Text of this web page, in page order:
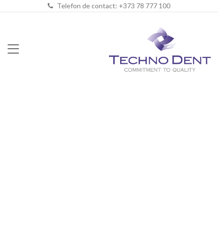
Telefon de contact: +373 78 777 100